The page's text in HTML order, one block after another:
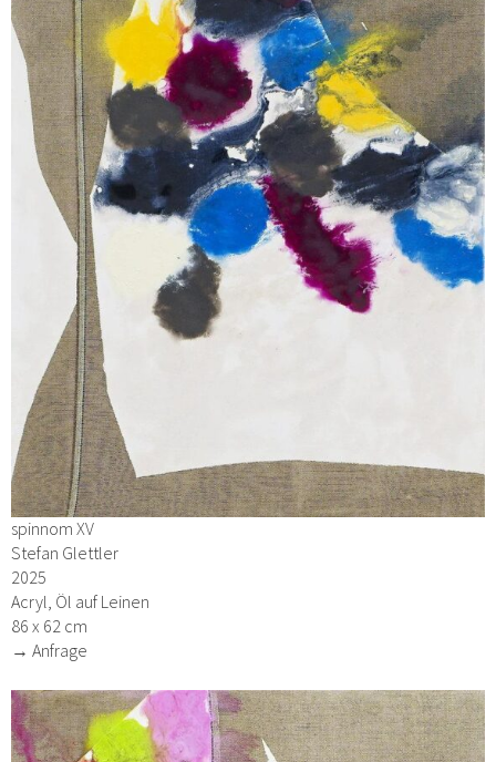
spinnom XV
Stefan Glettler
2025
Acryl, Öl auf Leinen
86 x 62 cm
→ Anfrage